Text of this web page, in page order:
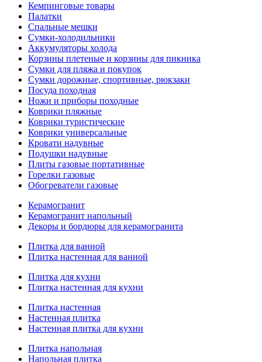
Кемпинговые товары
Палатки
Спальные мешки
Сумки-холодильники
Аккумуляторы холода
Корзины плетеные и корзины для пикника
Сумки для пляжа и покупок
Сумки дорожные, спортивные, рюкзаки
Посуда походная
Ножи и приборы походные
Коврики пляжные
Коврики туристические
Коврики универсальные
Кровати надувные
Подушки надувные
Плиты газовые портативные
Горелки газовые
Обогреватели газовые
Керамогранит
Керамогранит напольный
Декоры и бордюры для керамогранита
Плитка для ванной
Плитка настенная для ванной
Плитка для кухни
Плитка настенная для кухни
Плитка настенная
Настенная плитка
Настенная плитка для кухни
Плитка напольная
Напольная плитка